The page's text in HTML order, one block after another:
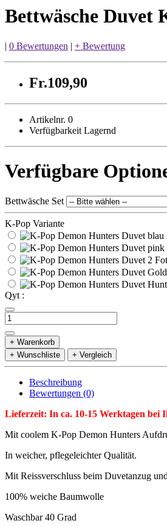
Bettwäsche Duvet
| 0 Bewertungen | + Bewertung
Fr.109,90
Artikelnr. 0
Verfügbarkeit Lagernd
Verfügbare
Bettwäsche Set
K-Pop Variante
Qyt :
+ Warenkorb
+ Wunschliste
+ Vergleich
Beschreibung
Bewertungen (0)
Lieferzeit: In ca. 10-15 Werktagen bei
Mit coolem K-Pop Demon Hunters
In weicher, pflegeleichter Qualität.
Mit Reissverschluss beim Duvetanzug
100% weiche Baumwolle
Waschbar 40 Grad